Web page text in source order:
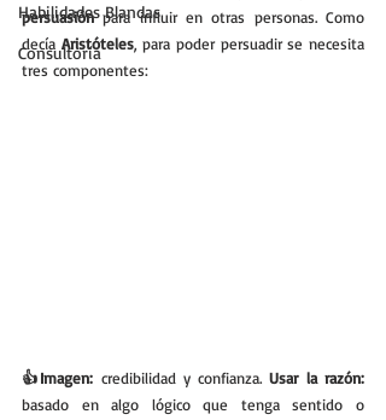
Habilidades Blandas
Consultoría
persuasión para influir en otras personas. Como
decía Aristóteles, para poder persuadir se necesita
tres componentes:
👍Imagen: credibilidad y confianza. Usar la razón:
basado en algo lógico que tenga sentido o